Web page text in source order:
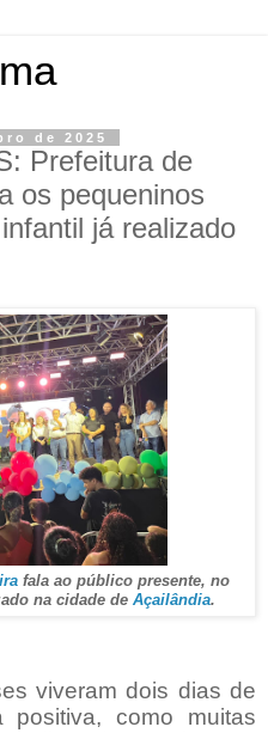
de 2025
Prefeitura de
os pequeninos
já realizado
fala ao público presente, no
na cidade de Açailândia.
viveram dois dias de
positiva, como muitas